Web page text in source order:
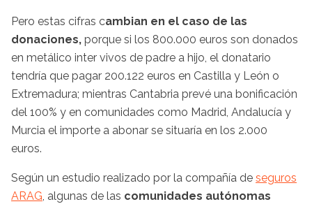
Pero estas cifras cambian en el caso de las
donaciones, porque si los 800.000 euros son donados
en metálico inter vivos de padre a hijo, el donatario
tendría que pagar 200.122 euros en Castilla y León o
Extremadura; mientras Cantabria prevé una bonificación
del 100% y en comunidades como Madrid, Andalucía y
Murcia el importe a abonar se situaría en los 2.000
euros.
Según un estudio realizado por la compañía de seguros
ARAG, algunas de las comunidades autónomas